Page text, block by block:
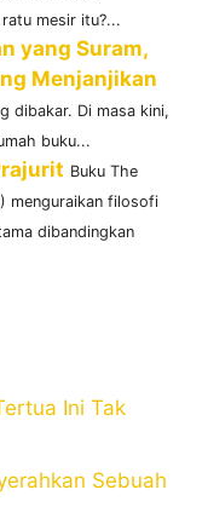
mesir itu?...
yang Suram,
Menjanjikan
dibakar. Di masa kini,
buku...
Buku The
menguraikan filosofi
dibandingkan
Ini Tak
Sebuah